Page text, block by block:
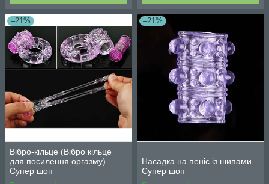
–21%
Вібро-кільце (Вібро кільце
для посилення оргазму)
Супер шоп
–21%
Насадка на пеніс із шипами
Супер шоп